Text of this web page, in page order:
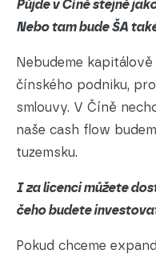
Půjde v Číně stejně
Nebo tam bude ŠA
Nebudeme
čínského podniku,
smlouvy. V Číně
naše cash flow
tuzemsku.
I za licenci můžete
čeho budete
Pokud chceme